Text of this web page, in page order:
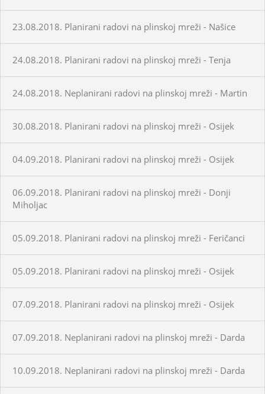
23.08.2018. Planirani radovi na plinskoj mreži - Našice
24.08.2018. Planirani radovi na plinskoj mreži - Tenja
24.08.2018. Neplanirani radovi na plinskoj mreži - Martin
30.08.2018. Planirani radovi na plinskoj mreži - Osijek
04.09.2018. Planirani radovi na plinskoj mreži - Osijek
06.09.2018. Planirani radovi na plinskoj mreži - Donji
Miholjac
05.09.2018. Planirani radovi na plinskoj mreži - Feričanci
05.09.2018. Planirani radovi na plinskoj mreži - Osijek
07.09.2018. Planirani radovi na plinskoj mreži - Osijek
07.09.2018. Neplanirani radovi na plinskoj mreži - Darda
10.09.2018. Neplanirani radovi na plinskoj mreži - Darda